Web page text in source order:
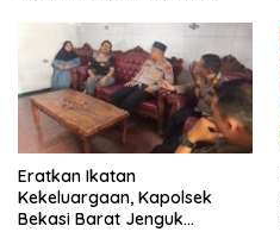
Eratkan Ikatan
Kekeluargaan, Kapolsek
Bekasi Barat Jenguk